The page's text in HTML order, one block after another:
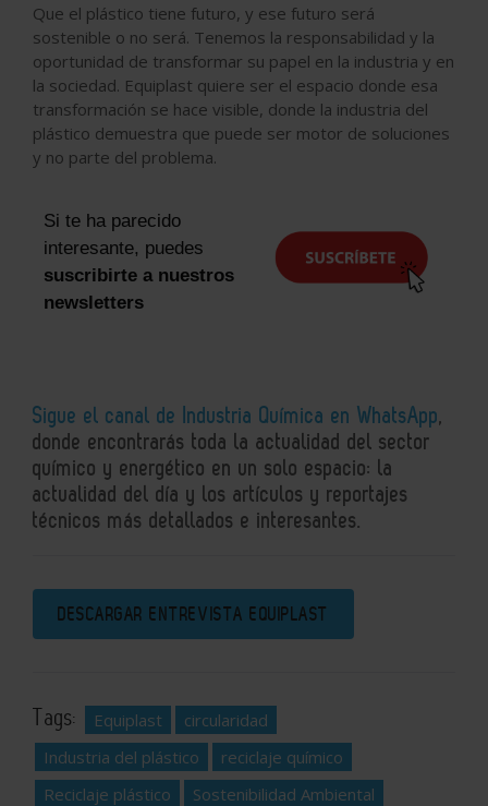
Que el plástico tiene futuro, y ese futuro será
sostenible o no será. Tenemos la responsabilidad y la
oportunidad de transformar su papel en la industria y en
la sociedad. Equiplast quiere ser el espacio donde esa
transformación se hace visible, donde la industria del
plástico demuestra que puede ser motor de soluciones
y no parte del problema.
Si te ha parecido
interesante, puedes
suscribirte a nuestros
newsletters
Sigue el canal de Industria Química en WhatsApp,
donde encontrarás toda la actualidad del sector
químico y energético en un solo espacio: la
actualidad del día y los artículos y reportajes
técnicos más detallados e interesantes.
DESCARGAR ENTREVISTA EQUIPLAST
Tags: Equiplast
circularidad
Industria del plástico
reciclaje químico
Reciclaje plástico
Sostenibilidad Ambiental